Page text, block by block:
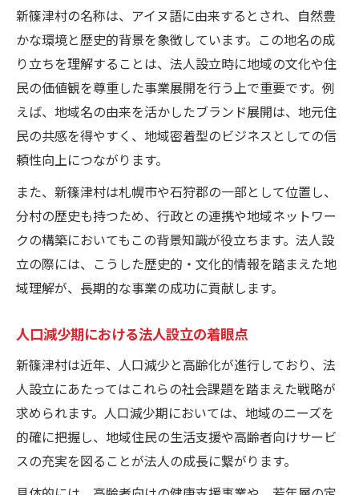
新篠津村の名称は、アイヌ語に由来するとされ、自然豊
かな環境と歴史的背景を象徴しています。この地名の成
り立ちを理解することは、法人設立時に地域の文化や住
民の価値観を尊重した事業展開を行う上で重要です。例
えば、地域名の由来を活かしたブランド展開は、地元住
民の共感を得やすく、地域密着型のビジネスとしての信
頼性向上につながります。
また、新篠津村は札幌市や石狩郡の一部として位置し、
分村の歴史も持つため、行政との連携や地域ネットワー
クの構築においてもこの背景知識が役立ちます。法人設
立の際には、こうした歴史的・文化的情報を踏まえた地
域理解が、長期的な事業の成功に貢献します。
人口減少期における法人設立の着眼点
新篠津村は近年、人口減少と高齢化が進行しており、法
人設立にあたってはこれらの社会課題を踏まえた戦略が
求められます。人口減少期においては、地域のニーズを
的確に把握し、地域住民の生活支援や高齢者向けサービ
スの充実を図ることが法人の成長に繋がります。